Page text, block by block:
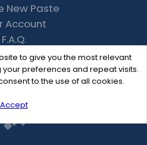
to give you the most relevant
preferences and repeat visits.
to the use of all cookies.
Accept
New Paste
Account
F.A.Q.